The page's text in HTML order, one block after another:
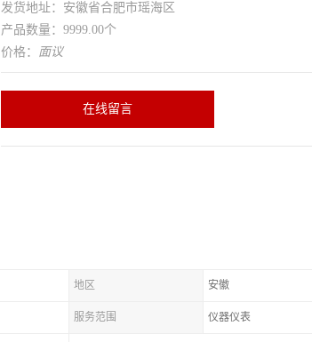
发货地址：安徽省合肥市瑶海区
产品数量：9999.00个
价格： 面议
在线留言
地区 安徽
服务范围 仪器仪表